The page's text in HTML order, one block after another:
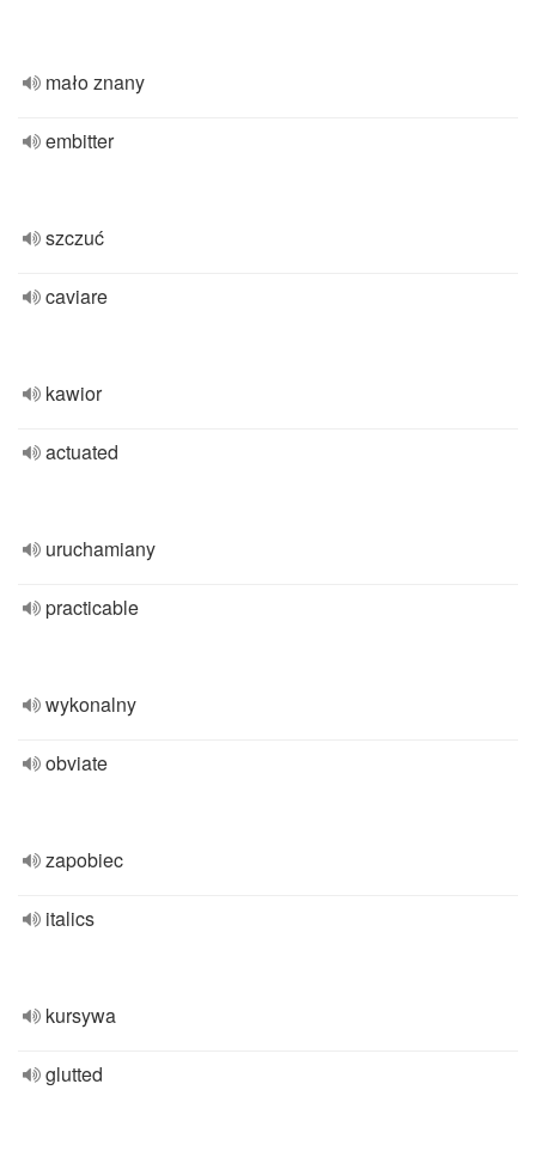
mało znany
embitter
szczuć
caviare
kawior
actuated
uruchamiany
practicable
wykonalny
obviate
zapobiec
italics
kursywa
glutted